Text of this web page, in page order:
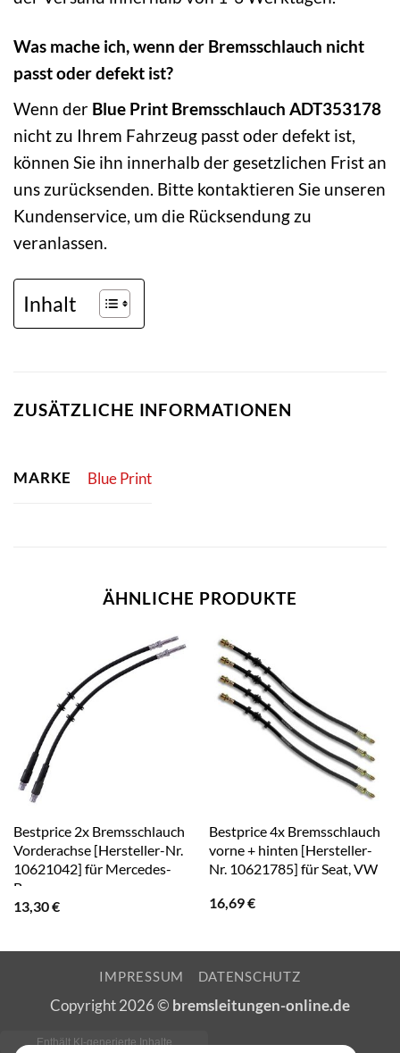
Was mache ich, wenn der Bremsschlauch nicht
passt oder defekt ist?
Wenn der Blue Print Bremsschlauch ADT353178
nicht zu Ihrem Fahrzeug passt oder defekt ist,
können Sie ihn innerhalb der gesetzlichen Frist an
uns zurücksenden. Bitte kontaktieren Sie unseren
Kundenservice, um die Rücksendung zu
veranlassen.
Inhalt
ZUSÄTZLICHE INFORMATIONEN
MARKE Blue Print
ÄHNLICHE PRODUKTE
Bestprice 2x Bremsschlauch
Vorderachse [Hersteller-Nr.
10621042] für Mercedes-
Benz
13,30€
Bestprice 4x Bremsschlauch
vorne + hinten [Hersteller-
Nr. 10621785] für Seat, VW
16,69€
IMPRESSUM DATENSCHUTZ
Copyright 2026 © bremsleitungen-online.de